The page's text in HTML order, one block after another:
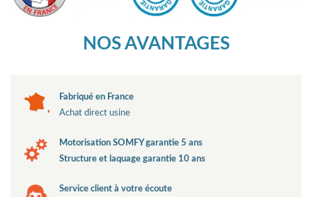
NOS AVANTAGES
Fabriqué en France
Achat direct usine
Motorisation SOMFY garantie 5 ans
Structure et laquage garantie 10 ans
Service client à votre écoute